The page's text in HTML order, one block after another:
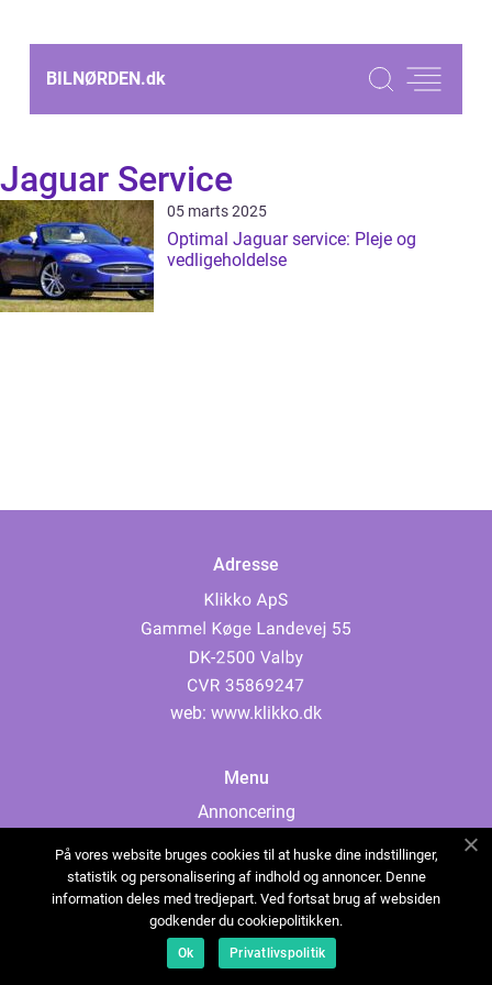
BILNØRDEN.dk
Jaguar Service
05 marts 2025
Optimal Jaguar service: Pleje og
vedligeholdelse
Adresse
web: www.klikko.dk
Menu
Annoncering
Cookies
Kontakt os
Sitemap
På vores website bruges cookies til at huske dine indstillinger,
statistik og personalisering af indhold og annoncer. Denne
information deles med tredjepart. Ved fortsat brug af websiden
godkender du cookiepolitikken.
Ok Privatlivspolitik